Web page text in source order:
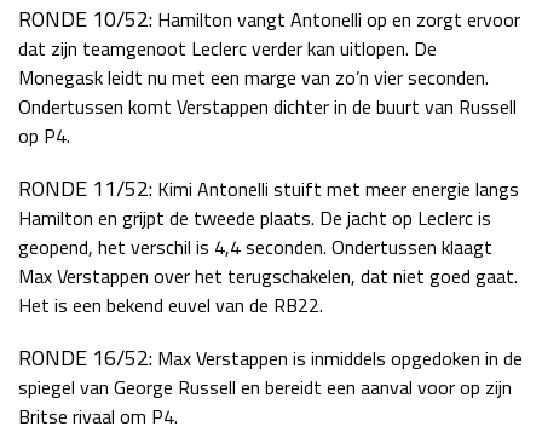
RONDE 10/52: Hamilton vangt Antonelli op en zorgt ervoor
dat zijn teamgenoot Leclerc verder kan uitlopen. De
Monegask leidt nu met een marge van zo’n vier seconden.
Ondertussen komt Verstappen dichter in de buurt van Russell
op P4.
RONDE 11/52: Kimi Antonelli stuift met meer energie langs
Hamilton en grijpt de tweede plaats. De jacht op Leclerc is
geopend, het verschil is 4,4 seconden. Ondertussen klaagt
Max Verstappen over het terugschakelen, dat niet goed gaat.
Het is een bekend euvel van de RB22.
RONDE 16/52: Max Verstappen is inmiddels opgedoken in de
spiegel van George Russell en bereidt een aanval voor op zijn
Britse rivaal om P4.